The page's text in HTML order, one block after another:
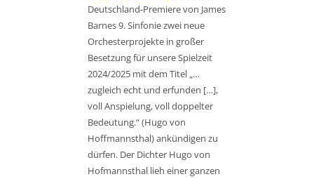
Deutschland-Premiere von James
Barnes 9. Sinfonie zwei neue
Orchesterprojekte in großer
Besetzung für unsere Spielzeit
2024/2025 mit dem Titel „…
zugleich echt und erfunden […],
voll Anspielung, voll doppelter
Bedeutung.“ (Hugo von
Hoffmannsthal) ankündigen zu
dürfen. Der Dichter Hugo von
Hofmannsthal lieh einer ganzen